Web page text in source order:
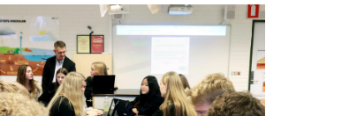
Ministerbesøg og